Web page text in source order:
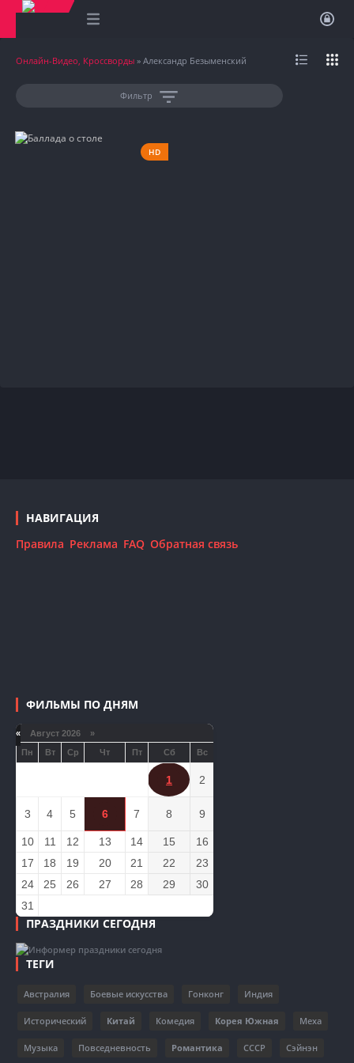
Онлайн-Видео, Кроссворды » Александр Безыменский
Фильтр
HD
НАВИГАЦИЯ
Правила Реклама FAQ Обратная связь
ФИЛЬМЫ ПО ДНЯМ
« Август 2026 »
Пн
Вт Ср Чт Пт Сб Вс
1 2
3 4 5 6 7 8 9
10 11 12 13 14 15
16
17
18 19 20 21 22
23
24
25 26 27 28 29
30
31
ПРАЗДНИКИ СЕГОДНЯ
ТЕГИ
Австралия Боевые искусства Гонконг Индия
Исторический Китай Комедия Корея Южная Меха
Музыка Повседневность Романтика СССР Сэйнэн